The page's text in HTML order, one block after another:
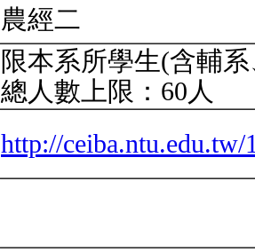
農經二
限本系所學生(含輔
總人數上限：60人
http://ceiba.ntu.edu.tw/